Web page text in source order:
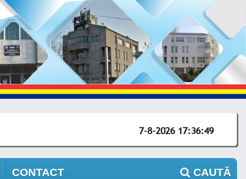
7-8-2026 17:36:49
CONTACT CAUTĂ